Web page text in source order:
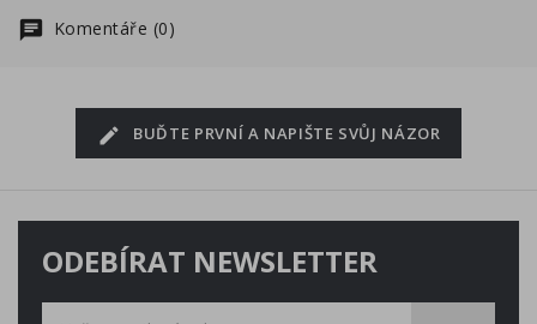
Komentáře (0)
BUĎTE PRVNÍ A NAPIŠTE SVŮJ NÁZOR
ODEBÍRAT NEWSLETTER